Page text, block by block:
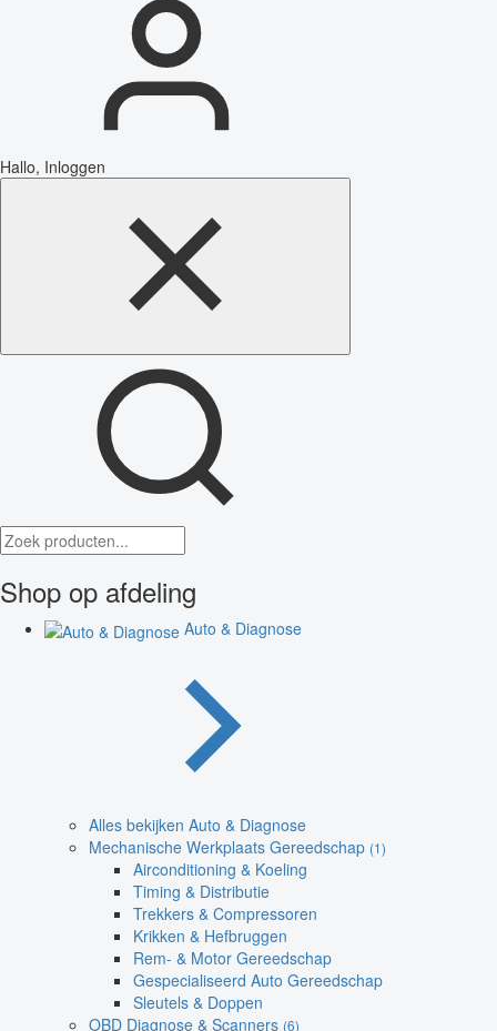
Hallo, Inloggen
Shop op afdeling
Auto & Diagnose
Alles bekijken Auto & Diagnose
Mechanische Werkplaats Gereedschap (1)
Airconditioning & Koeling
Timing & Distributie
Trekkers & Compressoren
Krikken & Hefbruggen
Rem- & Motor Gereedschap
Gespecialiseerd Auto Gereedschap
Sleutels & Doppen
OBD Diagnose & Scanners (6)